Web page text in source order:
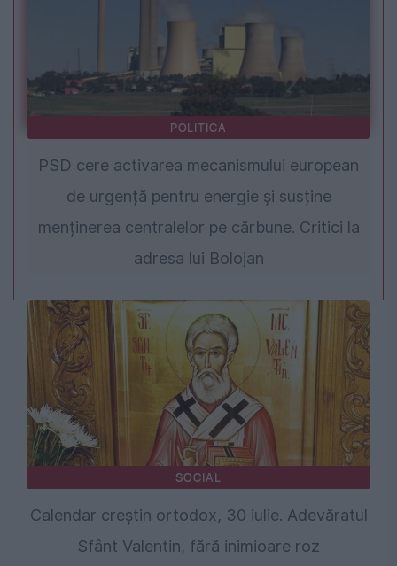
POLITICA
PSD cere activarea mecanismului european
de urgență pentru energie și susține
menținerea centralelor pe cărbune. Critici la
adresa lui Bolojan
SOCIAL
Calendar creștin ortodox, 30 iulie. Adevăratul
Sfânt Valentin, fără inimioare roz